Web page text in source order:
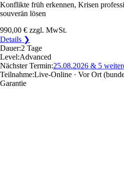
Konflikte früh erkennen, Krisen
souverän lösen
990,00 € zzgl. MwSt.
Details ❯
Dauer:2 Tage
Level:Advanced
Nächster Termin:25.08.2026 & 5
Teilnahme:Live-Online · Vor Ort
Garantie